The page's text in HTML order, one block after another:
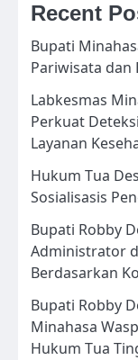
Recent
Bupati
Pariwisata dan
Labkesmas
Perkuat
Layanan
Hukum Tua
Sosialisasis
Bupati Robby
Administrator
Berdasarkan
Bupati Robby
Minahasa
Hukum Tua